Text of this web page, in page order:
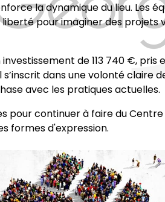
la dynamique du lieu. Les
pour imaginer des projets
de 113 740 €, pris
dans une volonté claire
avec les pratiques actuelles.
pour continuer à faire du
formes d'expression.